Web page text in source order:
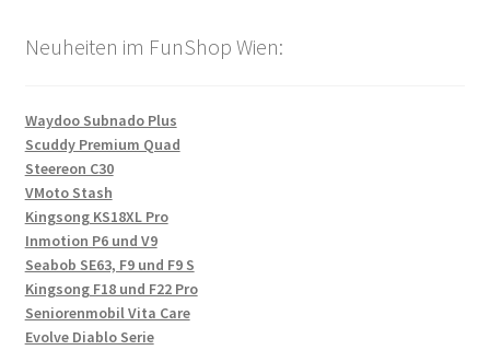
Neuheiten im FunShop Wien:
Waydoo Subnado Plus
Scuddy Premium Quad
Steereon C30
VMoto Stash
Kingsong KS18XL Pro
Inmotion P6 und V9
Seabob SE63, F9 und F9 S
Kingsong F18 und F22 Pro
Seniorenmobil Vita Care
Evolve Diablo Serie